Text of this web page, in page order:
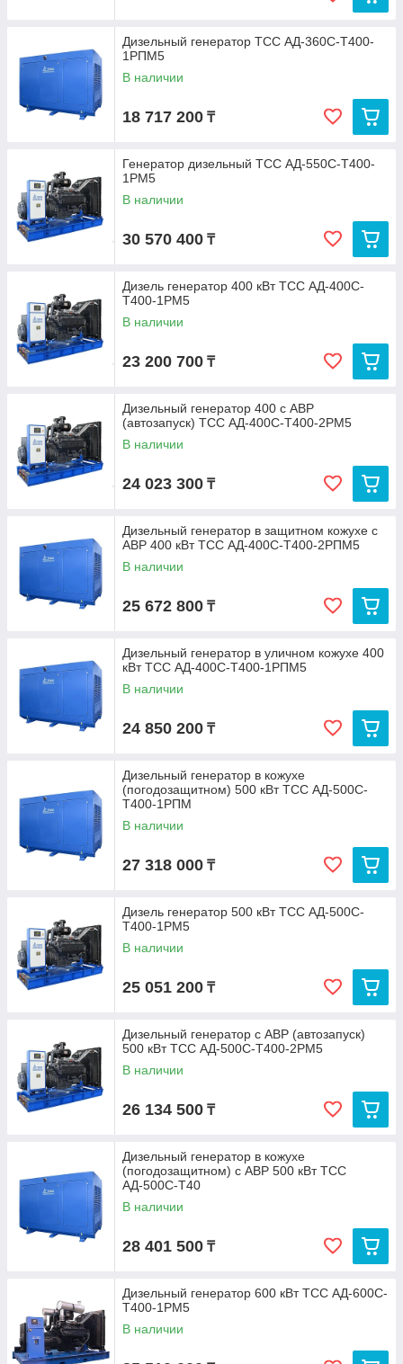
Дизельный генератор ТСС АД-360С-Т400-
1РПМ5
В наличии
18 717 200 ₸
Генератор дизельный ТСС АД-550С-Т400-
1РМ5
В наличии
30 570 400 ₸
Дизель генератор 400 кВт ТСС АД-400С-
Т400-1РМ5
В наличии
23 200 700 ₸
Дизельный генератор 400 с АВР
(автозапуск) ТСС АД-400С-Т400-2РМ5
В наличии
24 023 300 ₸
Дизельный генератор в защитном кожухе с
АВР 400 кВт ТСС АД-400С-Т400-2РПМ5
В наличии
25 672 800 ₸
Дизельный генератор в уличном кожухе 400
кВт ТСС АД-400С-Т400-1РПМ5
В наличии
24 850 200 ₸
Дизельный генератор в кожухе
(погодозащитном) 500 кВт ТСС АД-500С-
Т400-1РПМ
В наличии
27 318 000 ₸
Дизель генератор 500 кВт ТСС АД-500С-
Т400-1РМ5
В наличии
25 051 200 ₸
Дизельный генератор с АВР (автозапуск)
500 кВт ТСС АД-500С-Т400-2РМ5
В наличии
26 134 500 ₸
Дизельный генератор в кожухе
(погодозащитном) с АВР 500 кВт ТСС
АД-500С-Т40
В наличии
28 401 500 ₸
Дизельный генератор 600 кВт ТСС АД-600С-
Т400-1РМ5
В наличии